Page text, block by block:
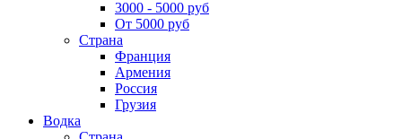
3000 - 5000 руб
От 5000 руб
Страна
Франция
Армения
Россия
Грузия
Водка